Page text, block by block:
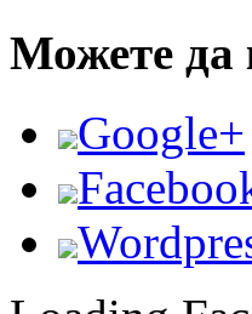
Можете да
Google+